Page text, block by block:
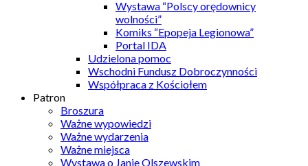
Wystawa “Polscy orędownicy
wolności”
Komiks “Epopeja Legionowa”
Portal IDA
Udzielona pomoc
Wschodni Fundusz Dobroczynności
Współpraca z Kościołem
Patron
Broszura
Ważne wypowiedzi
Ważne wydarzenia
Ważne miejsca
Wystawa o Janie Olszewskim